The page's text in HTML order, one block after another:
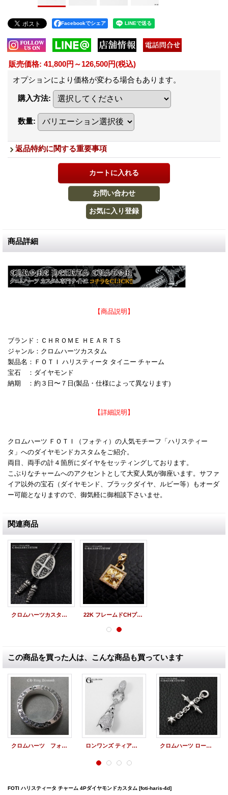
Facebookでシェア
販売価格: 41,800円～126,500円(税込)
オプションにより価格が変わる場合もあります。
購入方法:
数量:
返品特約に関する重要事項
商品詳細
【商品説明】
ブランド：ＣＨＲＯＭＥ ＨＥＡＲＴＳ
ジャンル：クロムハーツカスタム
製品名：ＦＯＴＩ ハリスティータ タイニー チャーム
宝石 ：ダイヤモンド
納期 ：約３日〜７日(製品・仕様によって異なります)
【詳細説明】
クロムハーツ ＦＯＴＩ（フォティ）の人気モチーフ「ハリスティー
タ」へのダイヤモンドカスタムをご紹介。
両目、両手の計４箇所にダイヤをセッティングしております。
こぶりなチャームへのアクセントとして大変人気が御座います。サファ
イア以外の宝石（ダイヤモンド、ブラックダイヤ、ルビー等）もオーダ
ー可能となりますので、御気軽に御相談下さいませ。
関連商品
クロムハーツカスタム クラシックオーバル ループタイ パヴェダイヤ 22K フレームドCHプラス パヴェダイヤ
この商品を買った人は、こんな商品も買っています
クロムハーツ フォエバーリング・クロス ダイヤモンド カスタム ロンワンズ ティアベル ダイヤモンドカスタム クロムハーツ ローリークロス ダイヤモンド チャーム カスタム
FOTI ハリスティータ チャーム 4Pダイヤモンドカスタム [foti-haris-4d]